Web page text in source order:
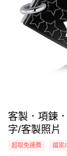
客製．項鍊
字/客製照片
超取免運費 國家